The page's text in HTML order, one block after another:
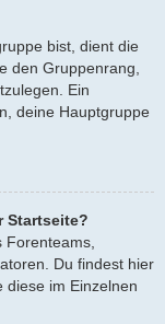
bist, dient die
den Gruppenrang,
Ein
deine Hauptgruppe
Startseite?
Du findest hier
diese im Einzelnen